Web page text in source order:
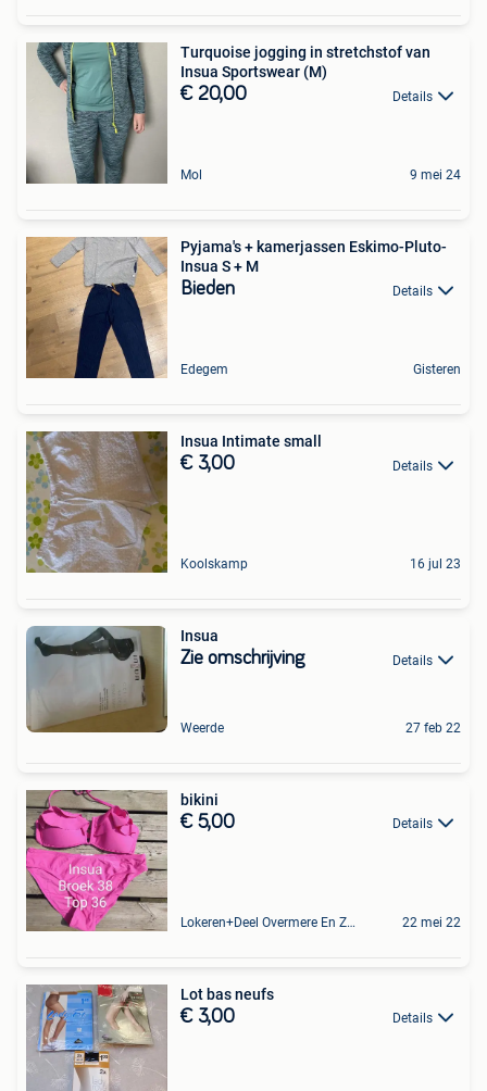
Turquoise jogging in stretchstof van
Insua Sportswear (M)
€ 20,00 Details
Mol 9 mei 24
Pyjama's + kamerjassen Eskimo-Pluto-
Insua S + M
Bieden Details
Edegem Gisteren
Insua Intimate small
€ 3,00 Details
Koolskamp 16 jul 23
Insua
Zie omschrijving Details
Weerde 27 feb 22
bikini
€ 5,00 Details
Lokeren+Deel Overmere En Zele 22 mei 22
Lot bas neufs
€ 3,00 Details